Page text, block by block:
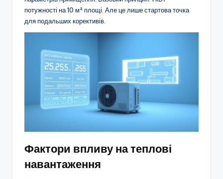
потужності на 10 м² площі. Але це лише стартова точка
для подальших корективів.
Фактори впливу на теплові
навантаження